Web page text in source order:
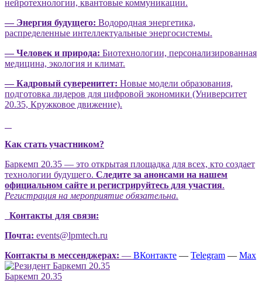
нейротехнологии, квантовые коммуникации.
— Энергия будущего: Водородная энергетика,
распределенные интеллектуальные энергосистемы.
— Человек и природа: Биотехнологии, персонализированная
медицина, экология и климат.
— Кадровый суверенитет: Новые модели образования,
подготовка лидеров для цифровой экономики (Университет
20.35, Кружковое движение).
Как стать участником?
Баркемп 20.35 — это открытая площадка для всех, кто создает
технологии будущего. Следите за анонсами на нашем
официальном сайте и регистрируйтесь для участия.
Регистрация на мероприятие обязательна.
Контакты для связи:
Почта: events@lpmtech.ru
Контакты в мессенджерах: — ВКонтакте — Telegram — Max
Баркемп 20.35